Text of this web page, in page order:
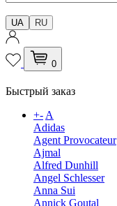
UA RU
0
Быстрый заказ
+-A
Adidas
Agent Provocateur
Ajmal
Alfred Dunhill
Angel Schlesser
Anna Sui
Annick Goutal